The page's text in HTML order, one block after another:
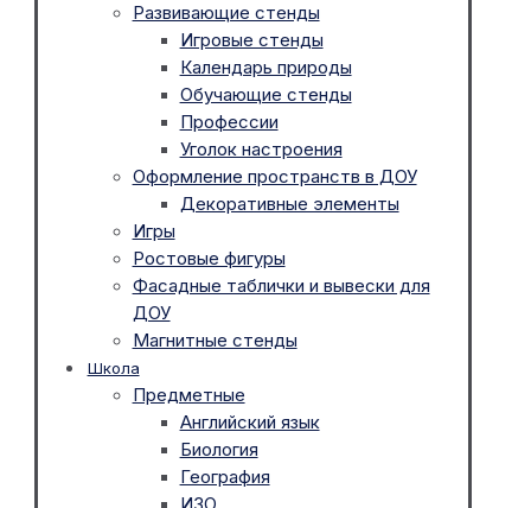
Развивающие стенды
Игровые стенды
Календарь природы
Обучающие стенды
Профессии
Уголок настроения
Оформление пространств в ДОУ
Декоративные элементы
Игры
Ростовые фигуры
Фасадные таблички и вывески для
ДОУ
Магнитные стенды
Школа
Предметные
Английский язык
Биология
География